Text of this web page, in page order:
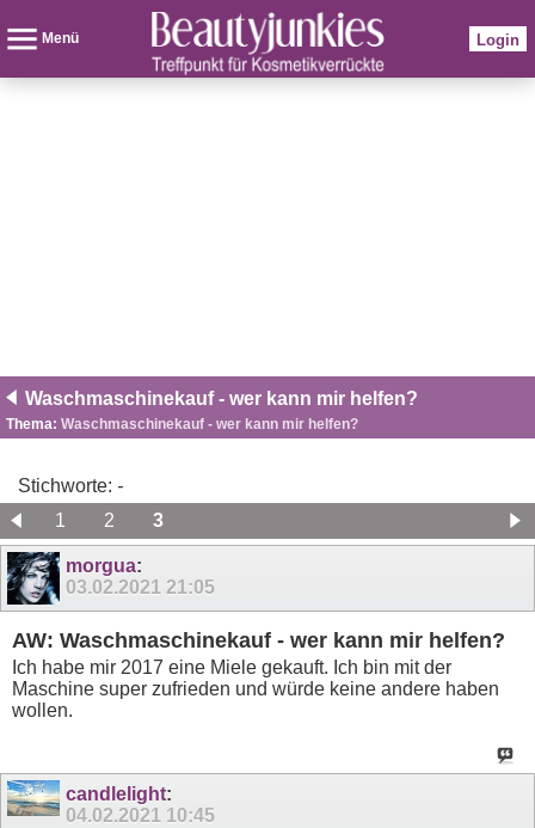
Menü Login
Waschmaschinekauf - wer kann mir helfen?
Thema: Waschmaschinekauf - wer kann mir helfen?
Stichworte: -
1
2 3
morgua:
03.02.2021 21:05
AW: Waschmaschinekauf - wer kann mir helfen?
Ich habe mir 2017 eine Miele gekauft. Ich bin mit der
Maschine super zufrieden und würde keine andere haben
wollen.
candlelight:
04.02.2021 10:45